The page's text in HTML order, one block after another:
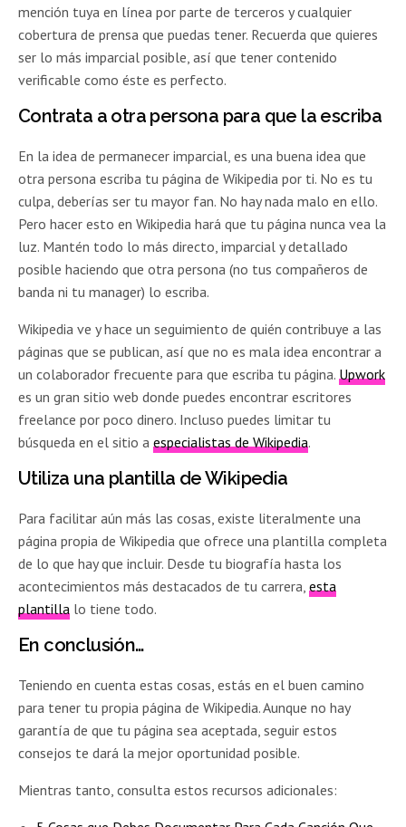
mención tuya en línea por parte de terceros y cualquier
cobertura de prensa que puedas tener. Recuerda que quieres
ser lo más imparcial posible, así que tener contenido
verificable como éste es perfecto.
Contrata a otra persona para que la escriba
En la idea de permanecer imparcial, es una buena idea que
otra persona escriba tu página de Wikipedia por ti. No es tu
culpa, deberías ser tu mayor fan. No hay nada malo en ello.
Pero hacer esto en Wikipedia hará que tu página nunca vea la
luz. Mantén todo lo más directo, imparcial y detallado
posible haciendo que otra persona (no tus compañeros de
banda ni tu manager) lo escriba.
Wikipedia ve y hace un seguimiento de quién contribuye a las
páginas que se publican, así que no es mala idea encontrar a
un colaborador frecuente para que escriba tu página.Upwork
es un gran sitio web donde puedes encontrar escritores
freelance por poco dinero. Incluso puedes limitar tu
búsqueda en el sitio aespecialistas de Wikipedia.
Utiliza una plantilla de Wikipedia
Para facilitar aún más las cosas, existe literalmente una
página propia de Wikipedia que ofrece una plantilla completa
de lo que hay que incluir. Desde tu biografía hasta los
acontecimientos más destacados de tu carrera,esta
plantilla lo tiene todo.
En conclusión…
Teniendo en cuenta estas cosas, estás en el buen camino
para tener tu propia página de Wikipedia. Aunque no hay
garantía de que tu página sea aceptada, seguir estos
consejos te dará la mejor oportunidad posible.
Mientras tanto, consulta estos recursos adicionales: